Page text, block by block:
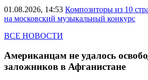
01.08.2026, 14:53 Композиторы из 10
на московский музыкальный конкурс
ВСЕ НОВОСТИ
Американцам не удалось
заложников в Афганистане